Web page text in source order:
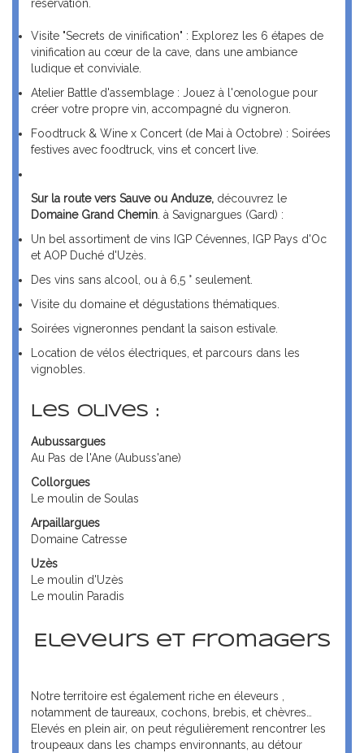
réservation.
Visite "Secrets de vinification" : Explorez les 6 étapes de
vinification au cœur de la cave, dans une ambiance
ludique et conviviale.
Atelier Battle d'assemblage : Jouez à l'œnologue pour
créer votre propre vin, accompagné du vigneron.
Foodtruck & Wine x Concert (de Mai à Octobre) : Soirées
festives avec foodtruck, vins et concert live.
Sur la route vers Sauve ou Anduze, découvrez le
Domaine Grand Chemin . à Savignargues (Gard) :
Un bel assortiment de vins IGP Cévennes, IGP Pays d'Oc
et AOP Duché d'Uzès.
Des vins sans alcool, ou à 6,5 ° seulement.
Visite du domaine et dégustations thématiques.
Soirées vigneronnes pendant la saison estivale.
Location de vélos électriques, et parcours dans les
vignobles.
Les olives :
Aubussargues
Au Pas de l'Ane (Aubuss'ane)
Collorgues
Le moulin de Soulas
Arpaillargues
Domaine Catresse
Uzès
Le moulin d'Uzès
Le moulin Paradis
Eleveurs et fromagers
Notre territoire est également riche en éleveurs ,
notamment de taureaux, cochons, brebis, et chèvres…
Elevés en plein air, on peut régulièrement rencontrer les
troupeaux dans les champs environnants, au détour